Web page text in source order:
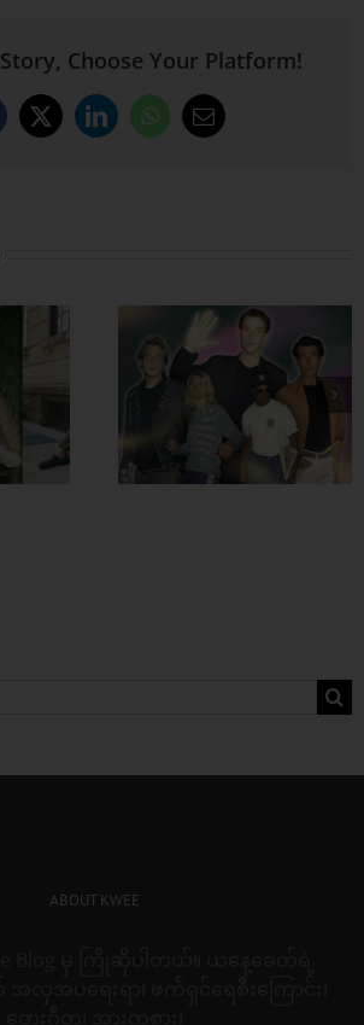
Choose Your Platform!
X LinkedInWhatsApp
Email
တဲ့ 90s
ဖြုတ်
ယ်
ABOUT KWEE